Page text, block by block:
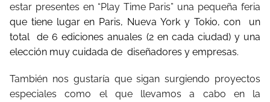
estar presentes en “Play Time Paris” una pequeña feria
que tiene lugar en Paris, Nueva York y Tokio, con un
total de 6 ediciones anuales (2 en cada ciudad) y una
elección muy cuidada de diseñadores y empresas.
También nos gustaría que sigan surgiendo proyectos
especiales como el que llevamos a cabo en la